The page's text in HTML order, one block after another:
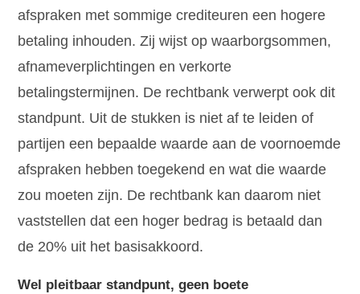
afspraken met sommige crediteuren een hogere
betaling inhouden. Zij wijst op waarborgsommen,
afnameverplichtingen en verkorte
betalingstermijnen. De rechtbank verwerpt ook dit
standpunt. Uit de stukken is niet af te leiden of
partijen een bepaalde waarde aan de voornoemde
afspraken hebben toegekend en wat die waarde
zou moeten zijn. De rechtbank kan daarom niet
vaststellen dat een hoger bedrag is betaald dan
de 20% uit het basisakkoord.
Wel pleitbaar standpunt, geen boete